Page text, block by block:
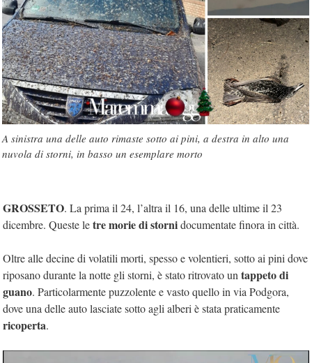
A sinistra una delle auto rimaste sotto ai pini, a destra in alto una
nuvola di storni, in basso un esemplare morto
GROSSETO. La prima il 24, l’altra il 16, una delle ultime il 23
dicembre. Queste letre morie di stornidocumentate finora in città.
Oltre alle decine di volatili morti, spesso e volentieri, sotto ai pini dove
riposano durante la notte gli storni, è stato ritrovato un tappeto di
guano. Particolarmente puzzolente e vasto quello in via Podgora,
dove una delle auto lasciate sotto agli alberi è stata praticamente
ricoperta.